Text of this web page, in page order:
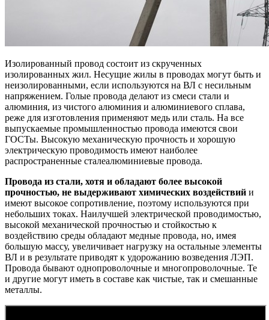
Изолированный провод состоит из скрученных
изолированных жил. Несущие жилы в проводах могут быть и
неизолированными, если используются на ВЛ с несильным
напряжением. Голые провода делают из смеси стали и
алюминия, из чистого алюминия и алюминиевого сплава,
реже для изготовления применяют медь или сталь. На все
выпускаемые промышленностью провода имеются свои
ГОСТы. Высокую механическую прочность и хорошую
электрическую проводимость имеют наиболее
распространенные сталеалюминиевые провода.
Провода из стали, хотя и обладают более высокой
прочностью, не выдерживают химических воздействий и
имеют высокое сопротивление, поэтому используются при
небольших токах. Наилучшей электрической проводимостью,
высокой механической прочностью и стойкостью к
воздействию среды обладают медные провода, но, имея
большую массу, увеличивает нагрузку на остальные элементы
ВЛ и в результате приводят к удорожанию возведения ЛЭП.
Провода бывают однопроволочные и многопроволочные. Те
и другие могут иметь в составе как чистые, так и смешанные
металлы.